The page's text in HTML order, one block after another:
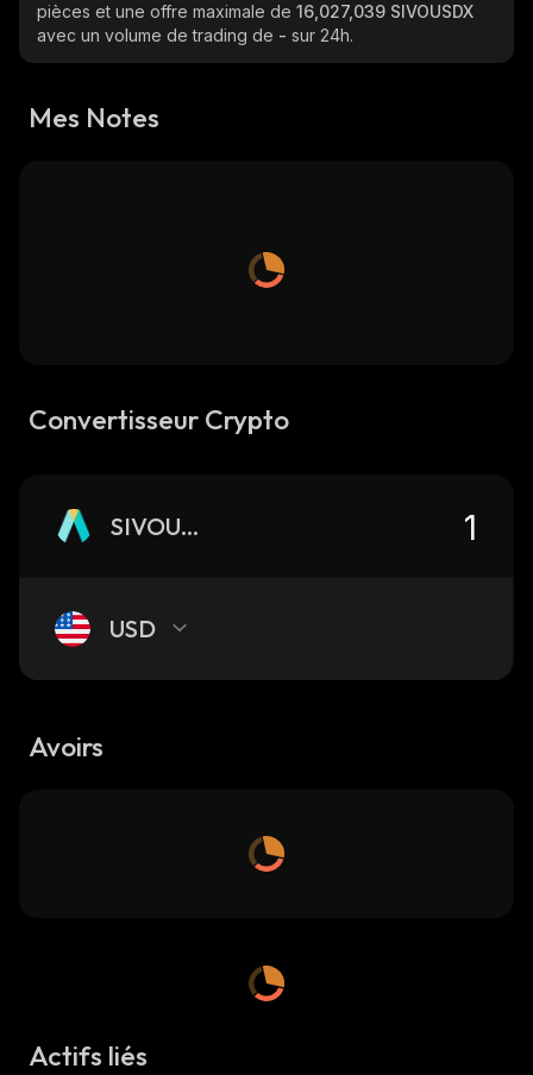
pièces et une offre maximale de 16,027,039 SIVOUSDX
avec un volume de trading de - sur 24h.
Mes Notes
Convertisseur Crypto
SIVOUSDX
USD
Avoirs
Actifs liés